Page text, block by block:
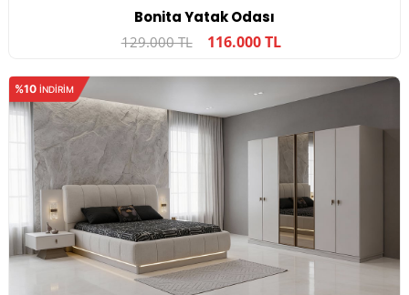
Bonita Yatak Odası
129.000 TL 116.000 TL
%10 INDIRIM